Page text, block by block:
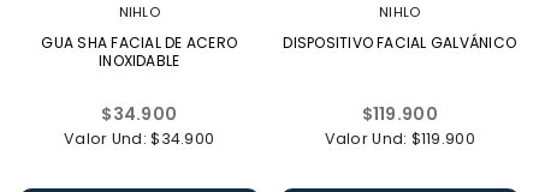
NIHLO
GUA SHA FACIAL DE ACERO
INOXIDABLE
Precio
habitual
$34.900
Valor Und: $34.900
NIHLO
DISPOSITIVO FACIAL GALVÁNICO
Precio
habitual
$119.900
Valor Und: $119.900